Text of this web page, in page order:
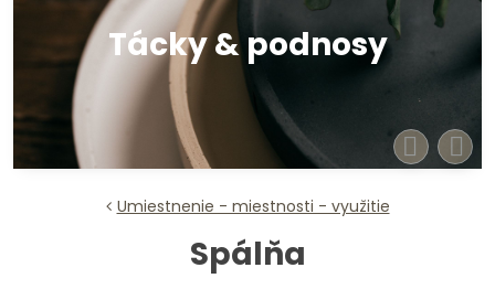
Tácky & podnosy
Vázy - novinkyMisy & dózy
Kolekcia NATURE
Umiestnenie - miestnosti - využitie
Spálňa